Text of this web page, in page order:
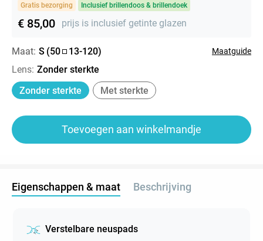
Gratis bezorging Inclusief brillendoos & brillendoek
€ 85,00 prijs is inclusief getinte glazen
Maat: S (50 13-120) Maatguide
Lens: Zonder sterkte
Zonder sterkte
Met sterkte
Toevoegen aan winkelmandje
Eigenschappen & maat Beschrijving
Verstelbare neuspads